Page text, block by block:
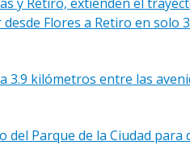
Flores a Retiro en solo
3.9 kilómetros entre las
del Parque de la Ciudad